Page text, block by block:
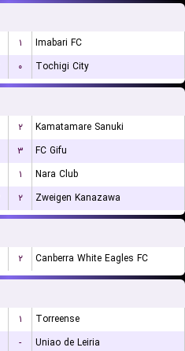
۱
Imabari FC
۰ Tochigi City
۲
Kamatamare Sanuki
۳
FC Gifu
۱
Nara Club
۲ Zweigen Kanazawa
۲ Canberra White Eagles FC
۱
Torreense
-
Uniao de Leiria